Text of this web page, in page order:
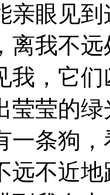
亲眼见
我不远
我，它
莹莹的
一条狗
远不近